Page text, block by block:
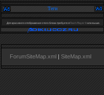
Теги
Для красивого отображения этого блока требуетсяFlash Player 9или выше.
ForumSiteMap.xml | SiteMap.xml